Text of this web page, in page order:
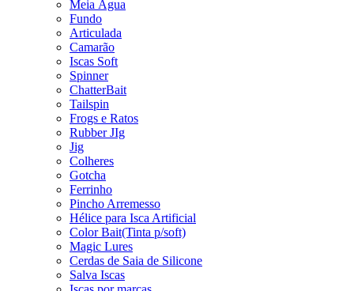
Meia Água
Fundo
Articulada
Camarão
Iscas Soft
Spinner
ChatterBait
Tailspin
Frogs e Ratos
Rubber JIg
Jig
Colheres
Gotcha
Ferrinho
Pincho Arremesso
Hélice para Isca Artificial
Color Bait(Tinta p/soft)
Magic Lures
Cerdas de Saia de Silicone
Salva Iscas